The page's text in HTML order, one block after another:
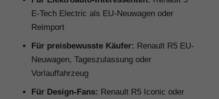
E-Tech Electric als EU-Neuwagen oder
Reimport
Für preisbewusste Käufer: Renault R5 EU-
Neuwagen, Tageszulassung oder
Vorlauffahrzeug
Für Design-Fans: Renault R5 Iconic oder